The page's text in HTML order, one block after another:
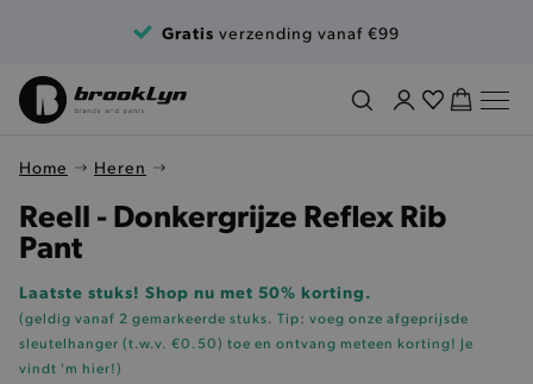
Gratis verzending vanaf €99
Home Heren
Reell - Donkergrijze Reflex Rib
Pant
Laatste stuks! Shop nu met 50% korting.
(geldig vanaf 2 gemarkeerde stuks. Tip: voeg onze afgeprijsde
sleutelhanger (t.w.v. €0.50) toe en ontvang meteen korting! Je
vindt 'm hier!)